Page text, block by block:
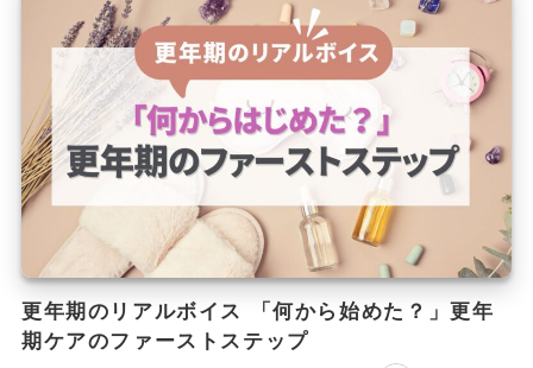
更年期のリアルボイス 「何から始めた？」更年
期ケアのファーストステップ